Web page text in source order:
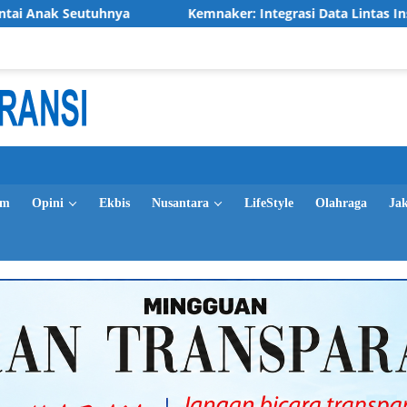
Kemnaker: Integrasi Data Lintas Instansi Tingkatkan
Opini Ekbis Nusantara LifeStyle Olahraga